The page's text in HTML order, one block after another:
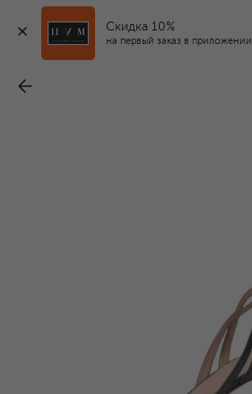
Скидка 10%
на первый заказ в приложении